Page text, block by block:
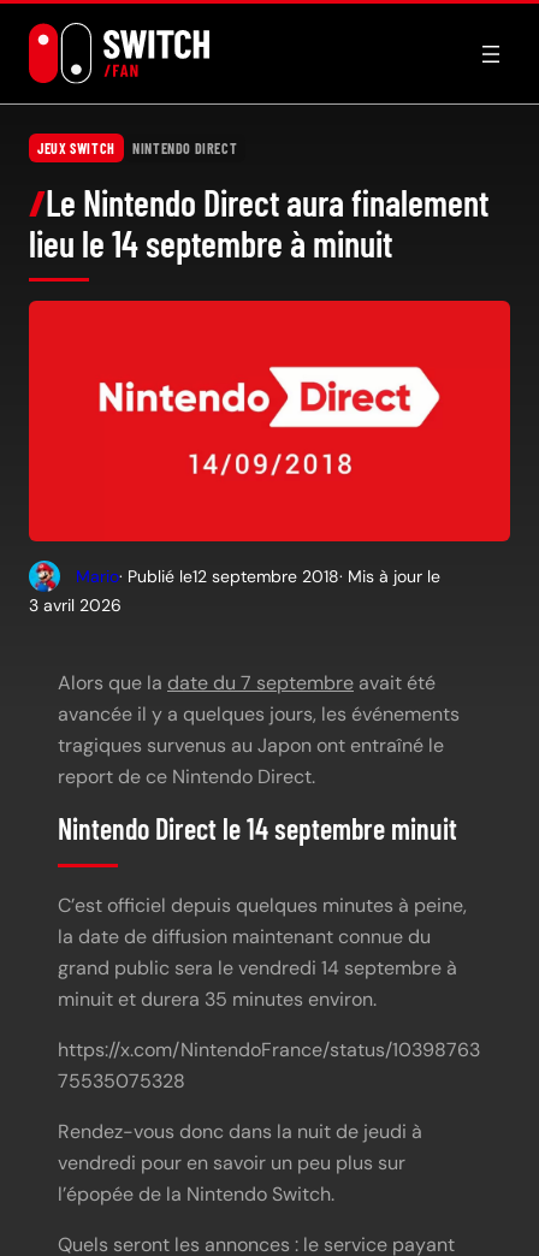
contenu
JEUX SWITCH NINTENDO DIRECT
Le Nintendo Direct aura finalement
lieu le 14 septembre à minuit
Mario· Publié le12 septembre 2018· Mis à jour le
3 avril 2026
Alors que la date du 7 septembre avait été
avancée il y a quelques jours, les événements
tragiques survenus au Japon ont entraîné le
report de ce Nintendo Direct.
Nintendo Direct le 14 septembre minuit
C’est officiel depuis quelques minutes à peine,
la date de diffusion maintenant connue du
grand public sera le vendredi 14 septembre à
minuit et durera 35 minutes environ.
https://x.com/NintendoFrance/status/10398763
75535075328
Rendez-vous donc dans la nuit de jeudi à
vendredi pour en savoir un peu plus sur
l’épopée de la Nintendo Switch.
Quels seront les annonces : le service payant